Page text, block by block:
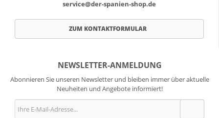
service@der-spanien-shop.de
ZUM KONTAKTFORMULAR
NEWSLETTER-ANMELDUNG
Abonnieren Sie unseren Newsletter und bleiben immer über aktuelle
Neuheiten und Angebote informiert!